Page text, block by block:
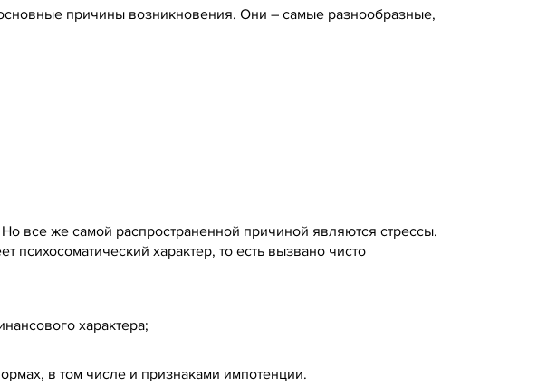
причины возникновения. Они – самые разнообразные,
все же самой распространенной причиной являются стрессы.
психосоматический характер, то есть вызвано чисто
характера;
в том числе и признаками импотенции.